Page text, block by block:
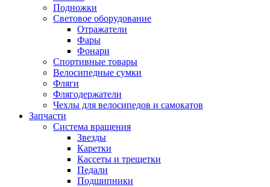
Подножки
Световое оборудование
Отражатели
Фары
Фонари
Спортивные товары
Велосипедные сумки
Фляги
Флягодержатели
Чехлы для велосипедов и самокатов
Запчасти
Система вращения
Звезды
Каретки
Кассеты и трещетки
Педали
Подшипники